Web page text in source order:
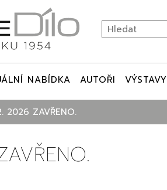
NABÍDKA AUTOŘI VÝSTAVY
2026 ZAVŘENO.